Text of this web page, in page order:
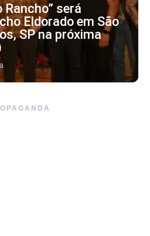
Rancho” será
Eldorado em São
SP na próxima